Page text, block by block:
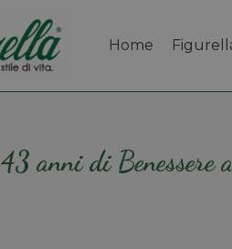
Home
43 anni di Benessere